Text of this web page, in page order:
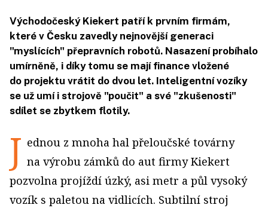
Východočeský Kiekert patří k prvním firmám,
které v Česku zavedly nejnovější generaci
"myslících" přepravních robotů. Nasazení probíhalo
umírněně, i díky tomu se mají finance vložené
do projektu vrátit do dvou let. Inteligentní vozíky
se už umí i strojově "poučit" a své "zkušenosti"
sdílet se zbytkem flotily.
J ednou z mnoha hal přeloučské továrny
na výrobu zámků do aut firmy Kiekert
pozvolna projíždí úzký, asi metr a půl vysoký
vozík s paletou na vidlicích. Subtilní stroj